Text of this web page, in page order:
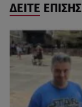
ΔΕΙΤΕ ΕΠΙΣΗΣ